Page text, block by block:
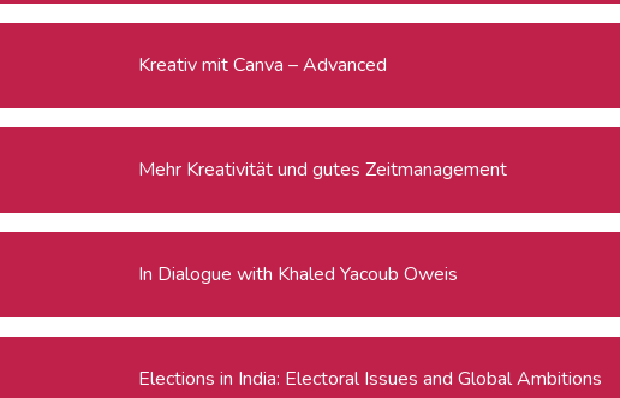
Kreativ mit Canva – Advanced
Mehr Kreativität und gutes Zeitmanagement
In Dialogue with Khaled Yacoub Oweis
Elections in India: Electoral Issues and Global Ambitions